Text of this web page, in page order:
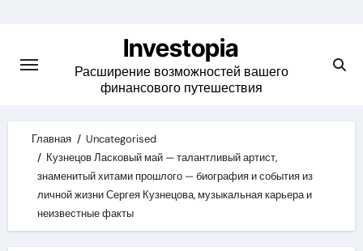
content
Investopia
Расширение возможностей вашего
финансового путешествия
Главная
Uncategorised
Кузнецов Ласковый май — талантливый артист,
знаменитый хитами прошлого — биография и события из
личной жизни Сергея Кузнецова, музыкальная карьера и
неизвестные факты